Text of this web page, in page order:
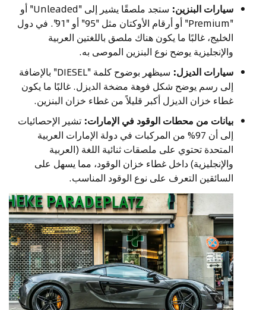
سيارات البنزين:
ستجد ملصقًا يشير إلى "Unleaded" أو
"Premium" أو أرقام الأوكتان مثل "95" أو "91". في دول
الخليج، غالبًا ما يكون هناك ملصق باللغتين العربية
والإنجليزية يوضح نوع البنزين الموصى به.
سيارات الديزل:
سيظهر بوضوح كلمة "DIESEL" بالإضافة
إلى رسم يوضح شكل فوهة مضخة الديزل. غالبًا ما يكون
غطاء خزان الديزل أكبر قليلاً من غطاء خزان البنزين.
بيانات من محطات الوقود في الإمارات: تشير الإحصائيات
إلى أن 97% من المركبات في دولة الإمارات العربية
المتحدة تحتوي على ملصقات ثنائية اللغة (العربية
والإنجليزية) داخل غطاء خزان الوقود، مما يسهل على
السائقين التعرف على نوع الوقود المناسب.